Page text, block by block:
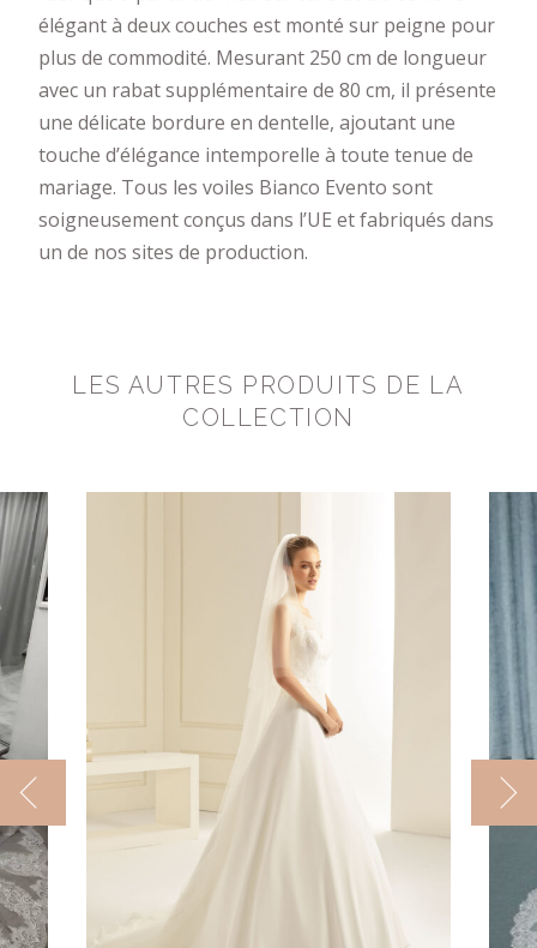
élégant à deux couches est monté sur peigne pour
plus de commodité. Mesurant 250 cm de longueur
avec un rabat supplémentaire de 80 cm, il présente
une délicate bordure en dentelle, ajoutant une
touche d’élégance intemporelle à toute tenue de
mariage. Tous les voiles Bianco Evento sont
soigneusement conçus dans l’UE et fabriqués dans
un de nos sites de production.
LES AUTRES PRODUITS DE LA
COLLECTION